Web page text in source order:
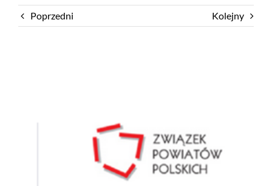
Poprzedni Kolejny